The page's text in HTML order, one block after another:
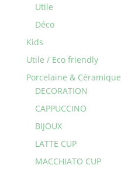
Utile
Déco
Kids
Utile / Eco friendly
Porcelaine & Céramique
DECORATION
CAPPUCCINO
BIJOUX
LATTE CUP
MACCHIATO CUP